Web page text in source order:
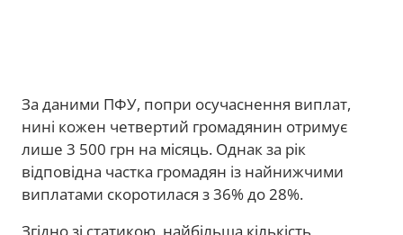
За даними ПФУ, попри осучаснення виплат,
нині кожен четвертий громадянин отримує
лише 3 500 грн на місяць. Однак за рік
відповідна частка громадян із найнижчими
виплатами скоротилася з 36% до 28%.
Згідно зі статикою, найбільша кількість